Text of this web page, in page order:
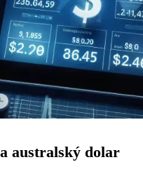
australský dolar